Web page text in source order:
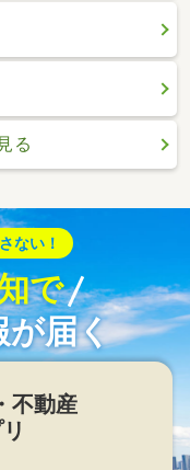
る
ない！
で
が届く
不動産